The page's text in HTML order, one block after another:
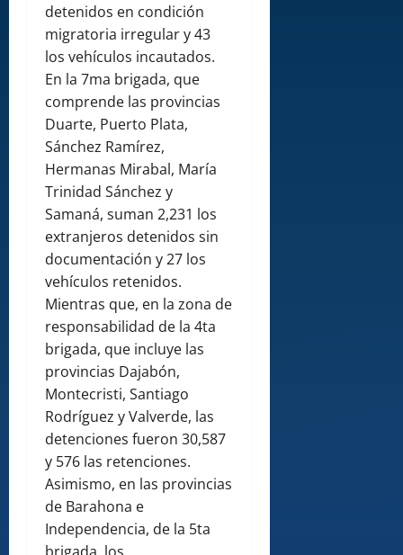
detenidos en condición
migratoria irregular y 43
los vehículos incautados.
En la 7ma brigada, que
comprende las provincias
Duarte, Puerto Plata,
Sánchez Ramírez,
Hermanas Mirabal, María
Trinidad Sánchez y
Samaná, suman 2,231 los
extranjeros detenidos sin
documentación y 27 los
vehículos retenidos.
Mientras que, en la zona de
responsabilidad de la 4ta
brigada, que incluye las
provincias Dajabón,
Montecristi, Santiago
Rodríguez y Valverde, las
detenciones fueron 30,587
y 576 las retenciones.
Asimismo, en las provincias
de Barahona e
Independencia, de la 5ta